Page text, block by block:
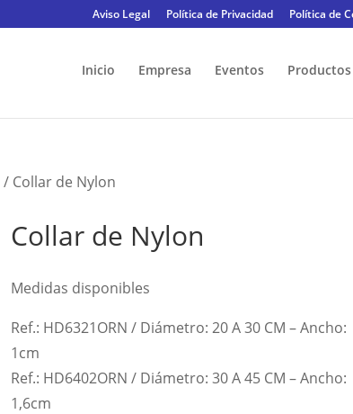
Aviso Legal Política de Privacidad Política de
Inicio Empresa Eventos Productos
/ Collar de Nylon
Collar de Nylon
Medidas disponibles
Ref.: HD6321ORN / Diámetro: 20 A 30 CM – Ancho:
1cm
Ref.: HD6402ORN / Diámetro: 30 A 45 CM – Ancho:
1,6cm